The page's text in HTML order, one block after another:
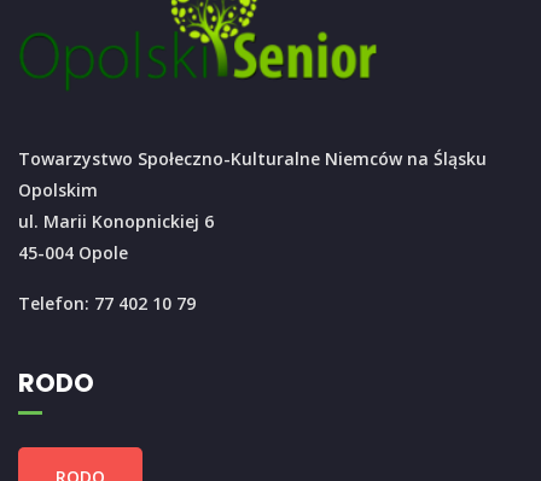
Towarzystwo Społeczno-Kulturalne Niemców na Śląsku
Opolskim
ul. Marii Konopnickiej 6
45-004 Opole
Telefon: 77 402 10 79
RODO